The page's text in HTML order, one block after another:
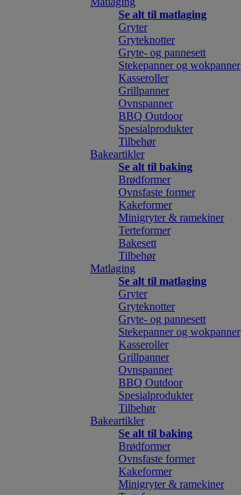
Se alt til matlaging
Gryter
Gryteknotter
Gryte- og pannesett
Stekepanner og wokpanner
Kasseroller
Grillpanner
Ovnspanner
BBQ Outdoor
Spesialprodukter
Tilbehør
Bakeartikler
Se alt til baking
Brødformer
Ovnsfaste former
Kakeformer
Minigryter & ramekiner
Terteformer
Bakesett
Tilbehør
Matlaging
Se alt til matlaging
Gryter
Gryteknotter
Gryte- og pannesett
Stekepanner og wokpanner
Kasseroller
Grillpanner
Ovnspanner
BBQ Outdoor
Spesialprodukter
Tilbehør
Bakeartikler
Se alt til baking
Brødformer
Ovnsfaste former
Kakeformer
Minigryter & ramekiner